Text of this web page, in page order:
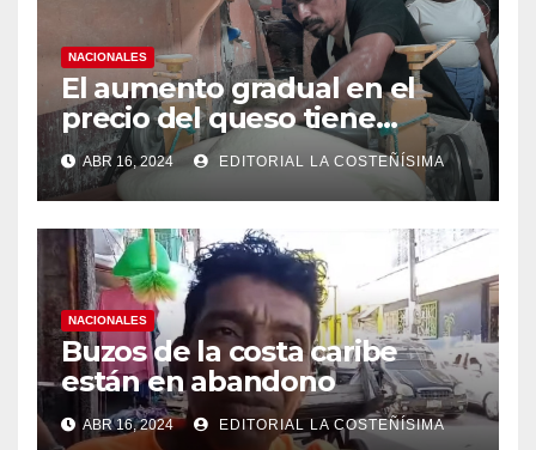
NACIONALES
El aumento gradual en el
precio del queso tiene
efectos a las Panaderias
ABR 16, 2024 EDITORIAL LA COSTEÑÍSIMA
NACIONALES
Buzos de la costa caribe
están en abandono
ABR 16, 2024 EDITORIAL LA COSTEÑÍSIMA